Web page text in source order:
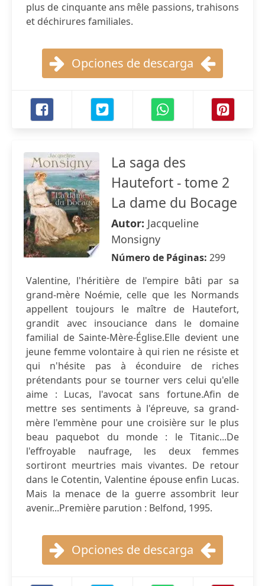
plus de cinquante ans mêle passions, trahisons
et déchirures familiales.
Opciones de descarga
La saga des
Hautefort - tome 2
La dame du Bocage
Autor: Jacqueline
Monsigny
Número de Páginas: 299
Valentine, l'héritière de l'empire bâti par sa
grand-mère Noémie, celle que les Normands
appellent toujours le maître de Hautefort,
grandit avec insouciance dans le domaine
familial de Sainte-Mère-Église.Elle devient une
jeune femme volontaire à qui rien ne résiste et
qui n'hésite pas à éconduire de riches
prétendants pour se tourner vers celui qu'elle
aime : Lucas, l'avocat sans fortune.Afin de
mettre ses sentiments à l'épreuve, sa grand-
mère l'emmène pour une croisière sur le plus
beau paquebot du monde : le Titanic...De
l'effroyable naufrage, les deux femmes
sortiront meurtries mais vivantes. De retour
dans le Cotentin, Valentine épouse enfin Lucas.
Mais la menace de la guerre assombrit leur
avenir...Première parution : Belfond, 1995.
Opciones de descarga